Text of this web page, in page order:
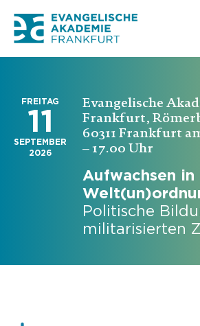
FREITAG
11
SEPTEMBER
2026
Evangelische
Frankfurt,
60311 Frankfurt
– 17.00 Uhr
Aufwachsen in
Politische
militarisierten